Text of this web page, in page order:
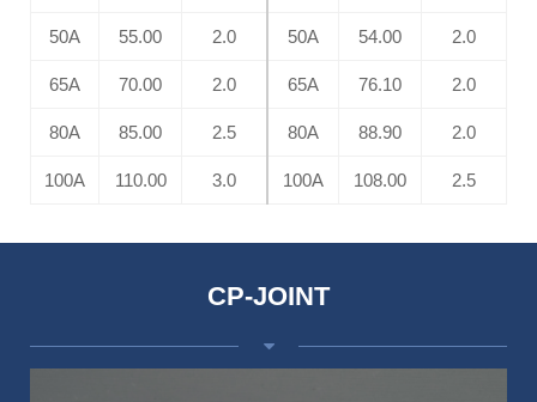
50A 55.00 2.0 50A 54.00 2.0
65A 70.00 2.0 65A 76.10 2.0
80A 85.00 2.5 80A 88.90 2.0
100A 110.00 3.0 100A 108.00 2.5
CP-JOINT